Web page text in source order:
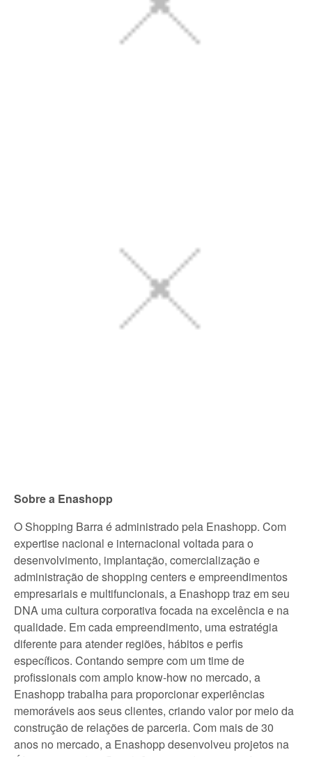
Sobre a Enashopp
O Shopping Barra é administrado pela Enashopp. Com
expertise nacional e internacional voltada para o
desenvolvimento, implantação, comercialização e
administração de shopping centers e empreendimentos
empresariais e multifuncionais, a Enashopp traz em seu
DNA uma cultura corporativa focada na excelência e na
qualidade. Em cada empreendimento, uma estratégia
diferente para atender regiões, hábitos e perfis
específicos. Contando sempre com um time de
profissionais com amplo know-how no mercado, a
Enashopp trabalha para proporcionar experiências
memoráveis aos seus clientes, criando valor por meio da
construção de relações de parceria. Com mais de 30
anos no mercado, a Enashopp desenvolveu projetos na